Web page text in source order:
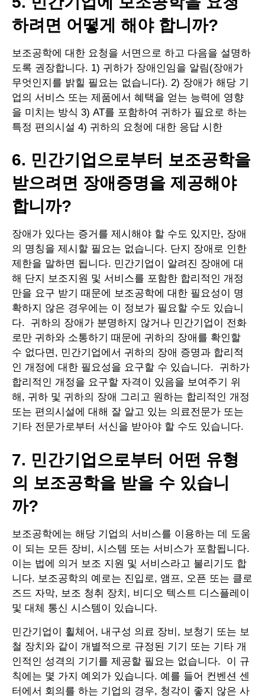
하려면 어떻게 해야 합니까?
보조공학에 대한 요청을 서면으로 하고 다음을 설명하
도록 권장합니다. 1) 귀하가 장애인임을 알림(장애가
무엇인지를 밝힐 필요는 없습니다). 2) 장애가 해당 기
업의 서비스 또는 제품에서 혜택을 얻는 능력에 영향
을 미치는 방식 3) AT를 포함하여 귀하가 필요로 하는
특정 편의시설 4) 귀하의 요청에 대한 응답 시한
6. 민간기업으로부터 보조공학을
받으려면 장애증명을 제공해야
합니까?
장애가 있다는 증거를 제시해야 할 수도 있지만, 장애
의 명칭을 제시할 필요는 없습니다. 단지 장애로 인한
제한을 말하면 됩니다. 민간기업이 알려진 장애에 대
해 단지 보조지원 및 서비스를 포함한 합리적인 개정
만을 요구 받기 때문에 보조공학에 대한 필요성이 명
확하지 않은 경우에는 이 정보가 필요할 수도 있습니
다. 귀하의 장애가 분명하지 않거나 민간기업이 전화
로만 귀하와 소통하기 때문에 귀하의 장애를 확인할
수 없다면, 민간기업에서 귀하의 장애 증명과 합리적
인 개정에 대한 필요성을 요구할 수 있습니다. 귀하가
합리적인 개정을 요구할 자격이 있음을 보여주기 위
해, 귀하 및 귀하의 장애 그리고 원하는 합리적인 개정
또는 편의시설에 대해 잘 알고 있는 의료전문가 또는
기타 전문가로부터 서신을 받아야 할 수도 있습니다.
7. 민간기업으로부터 어떤 유형
의 보조공학을 받을 수 있습니
까?
보조공학에는 해당 기업의 서비스를 이용하는 데 도움
이 되는 모든 장비, 시스템 또는 서비스가 포함됩니다.
이는 법에 의거 보조 지원 및 서비스라고 불리기도 합
니다. 보조공학의 예로는 진입로, 앰프, 오픈 또는 클로
즈드 자막, 보조 청취 장치, 비디오 텍스트 디스플레이
및 대체 통신 시스템이 있습니다.
민간기업이 휠체어, 내구성 의료 장비, 보청기 또는 보
철 장치와 같이 개별적으로 규정된 기기 또는 기타 개
인적인 성격의 기기를 제공할 필요는 없습니다. 이 규
칙에는 몇 가지 예외가 있습니다. 예를 들어 컨벤션 센
터에서 회의를 하는 기업의 경우, 청각이 좋지 않은 사